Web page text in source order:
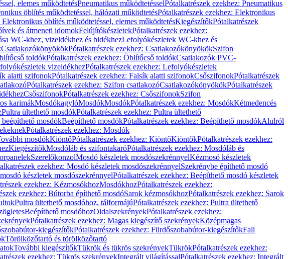
elemes működtetésPneumatikus működtetésselPótalkatrészek ezekhez: Pneumatikus
öblítés működtetéssel, hálózati működtetésPótalkatrészek ezekhez: Elektronikus
öblítés működtetéssel, elemes működtetésKiegészítőkPótalkatrészek
és átmeneti idomokFelújítókészletekPótalkatrészek ezekhez:
WC-khez, vizeldékhez és bidékhezLefolyókészletek WC-khez és
CsatlakozókönyökökPótalkatrészek ezekhez: CsatlakozókönyökökSzifon
toldókPótalkatrészek ezekhez: Öblítőcső toldókCsatlakozók PVC-
vizeldékhezPótalkatrészek ezekhez: Lefolyókészletek
alatti szifonokPótalkatrészek ezekhez: Falsík alatti szifonokCsőszifonokPótalkatrészek
Pótalkatrészek ezekhez: Szifon csatlakozóCsatlakozókönyökökPótalkatrészek
CsőszifonokPótalkatrészek ezekhez: CsőszifonokSzifon
karimákMosdókagylóMosdókMosdókPótalkatrészek ezekhez: MosdókKétmedencés
Pultra ültethető mosdókPótalkatrészek ezekhez: Pultra ültethető
mosdókBeépíthető mosdókPótalkatrészek ezekhez: Beépíthető mosdókAlulról
Pótalkatrészek ezekhez: Mosdók
mosdókKiöntőPótalkatrészek ezekhez: KiöntőKiöntőkPótalkatrészek ezekhez:
KiegészítőkMosdóláb és szifontakaróPótalkatrészek ezekhez: Mosdóláb és
SzerelőkonzolMosdó készletek mosdószekrénnyelKézmosó készletek
ezekhez: Mosdó készletek mosdószekrénnyelSzekrénybe építhető mosdó
készletek mosdószekrénnyelPótalkatrészek ezekhez: Beépíthető mosdó készletek
ezekhez: KézmosókhozMosdókhozPótalkatrészek ezekhez:
ezekhez: Bútorba építhető mosdóSarok kézmosókhozPótalkatrészek ezekhez: Sarok
Pultra ültethető mosdóhoz, tálformájúPótalkatrészek ezekhez: Pultra ültethető
Beépíthető mosdóhozOldalszekrényekPótalkatrészek ezekhez:
Pótalkatrészek ezekhez: Magas kiegészítő szekrényekKözépmagas
kiegészítőkPótalkatrészek ezekhez: Fürdőszobabútor-kiegészítőkFali
Törölközőtartó és törölközőtartó
További kiegészítőkTükrök és tükrös szekrényekTükrökPótalkatrészek ezekhez:
ezekhez: Tükrös szekrényekIntegrált világítássalPótalkatrészek ezekhez: Integrált